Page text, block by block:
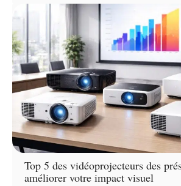
Top 5 des vidéoprojecteurs des
améliorer votre impact visuel